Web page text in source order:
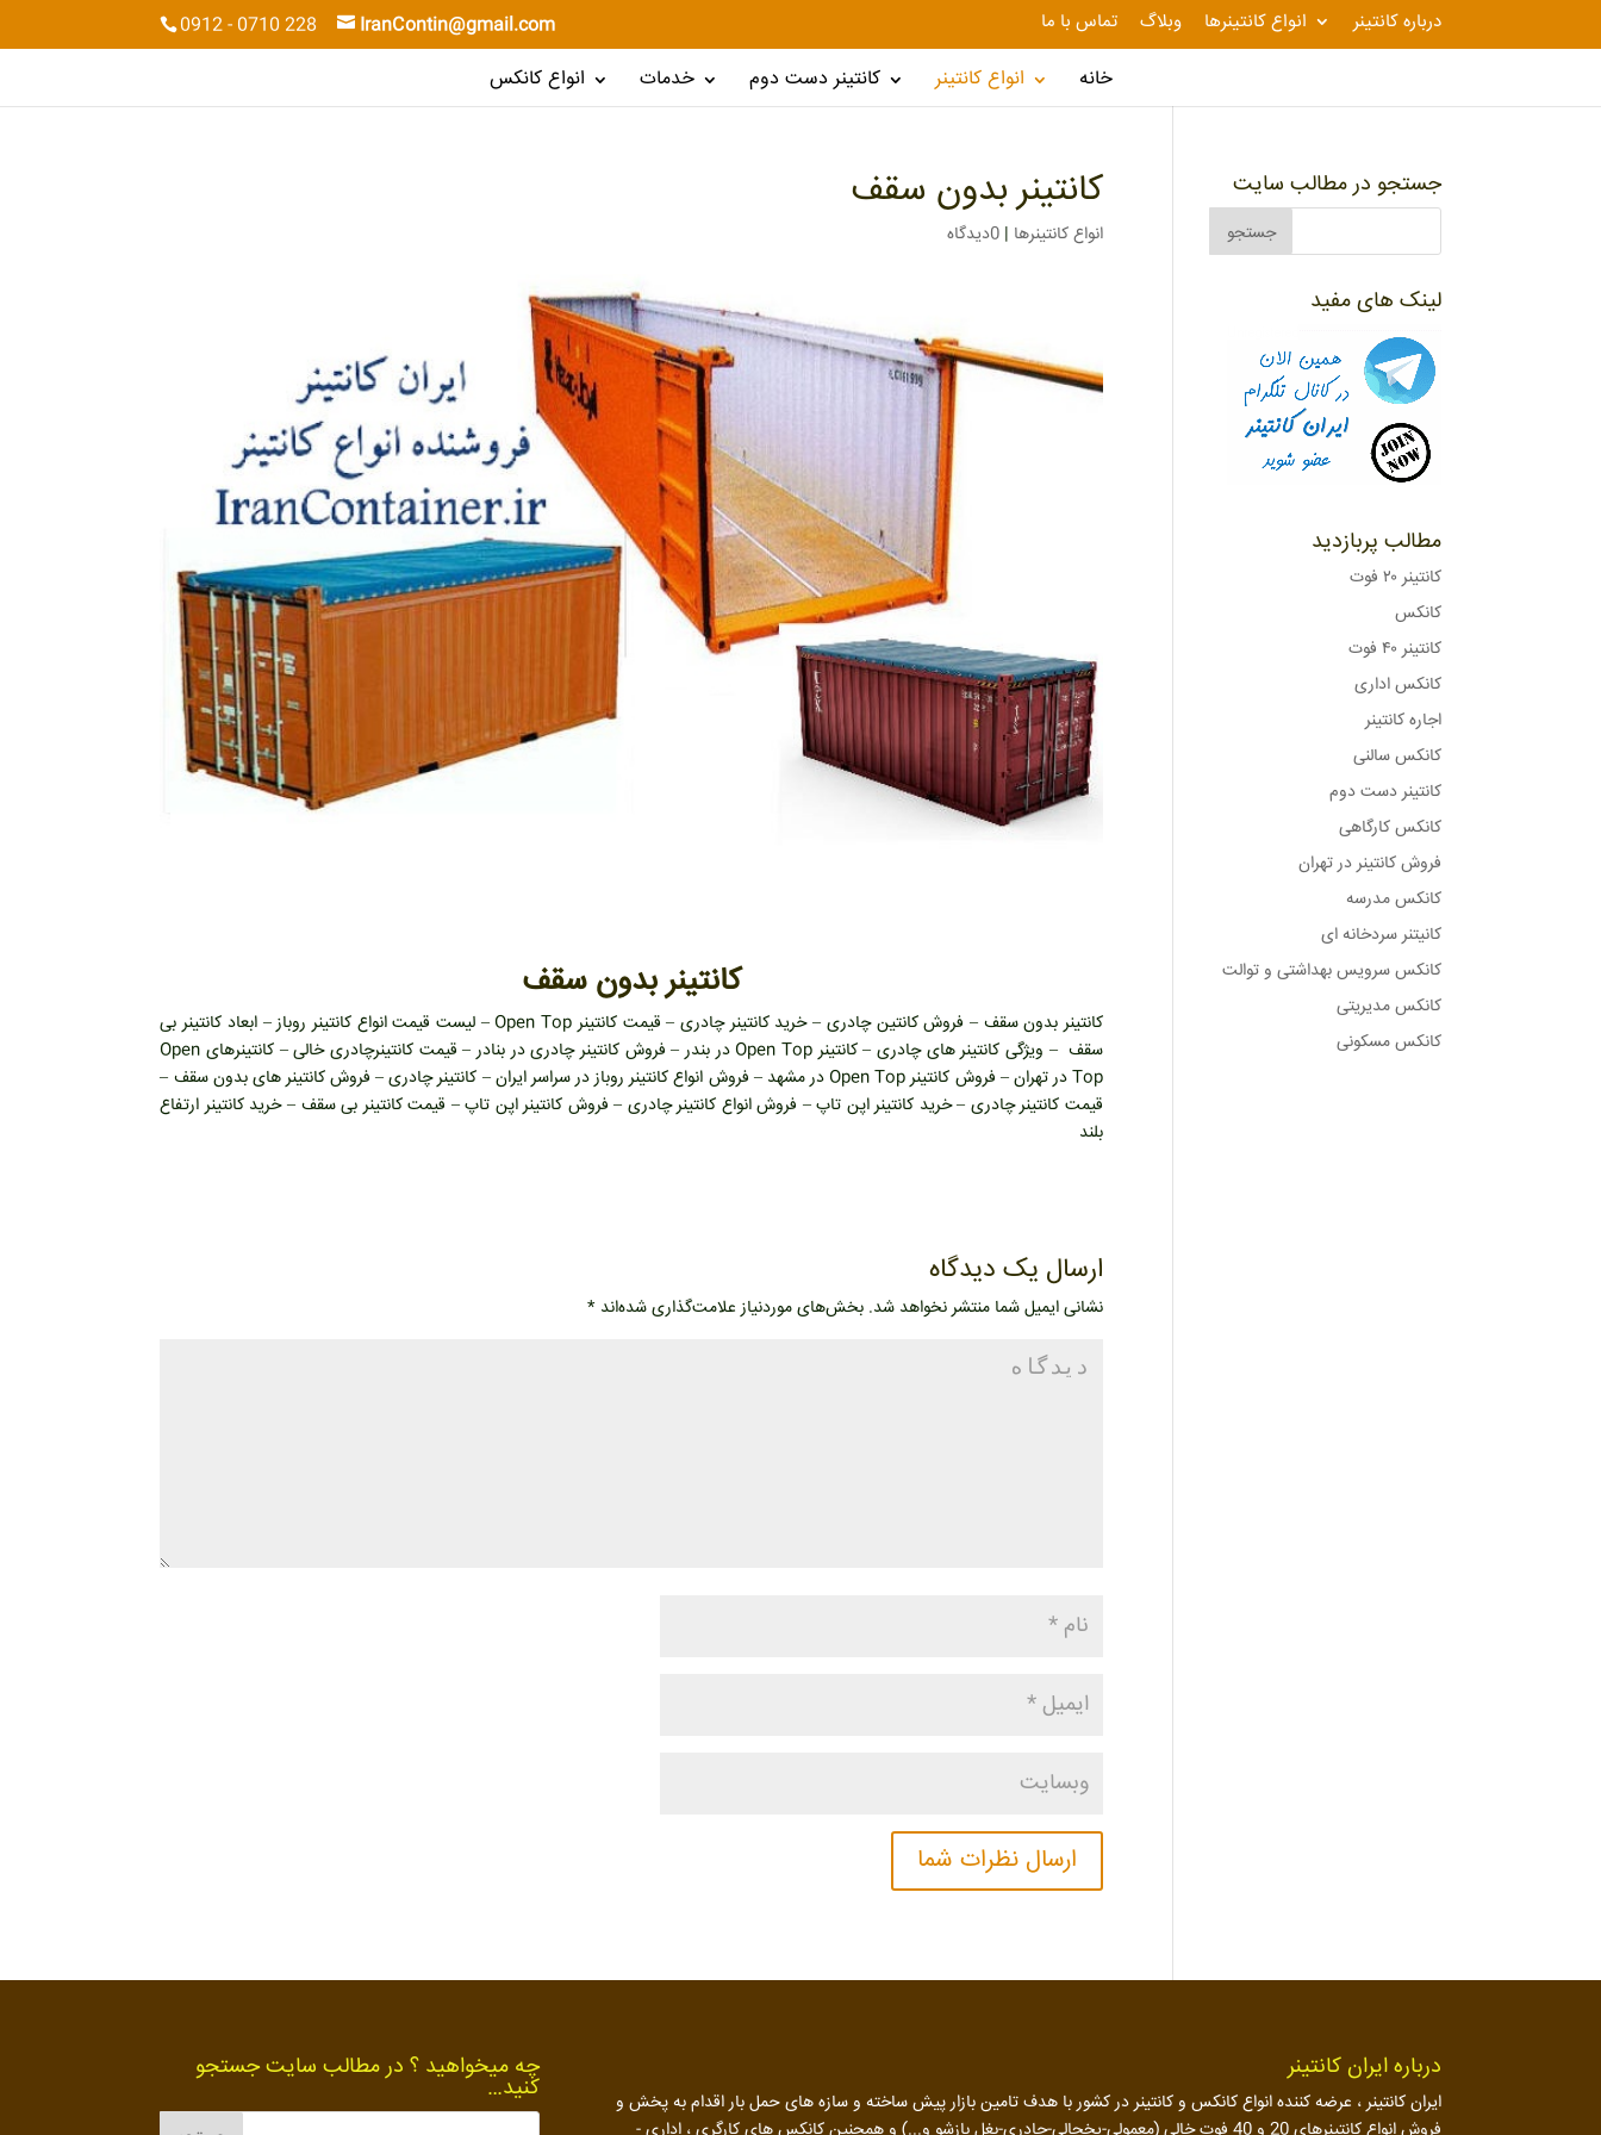
0912 - 0710 228 IranContin@gmail.com درباره کانتینر انواع کانتینرها وبلاگ تماس با ما
خانه انواع کانتینر کانتینر دست دوم خدمات انواع کانکس
کانتینر بدون سقف
انواع کانتینرها | 0دیدگاه
کانتینر بدون سقف
کانتینر بدون سقف – فروش کانتین چادری – خرید کانتینر چادری – قیمت کانتینر Open Top – لیست قیمت انواع کانتینر روباز – ابعاد کانتینر بی
سقف – ویژگی کانتینر های چادری – کانتینر Open Top در بندر – فروش کانتینر چادری در بنادر – قیمت کانتینرچادری خالی – کانتینرهای Open
Top در تهران – فروش کانتینر Open Top در مشهد – فروش انواع کانتینر روباز در سراسر ایران – کانتینر چادری – فروش کانتینر های بدون سقف –
قیمت کانتینر چادری – خرید کانتینر اپن تاپ – فروش انواع کانتینر چادری – فروش کانتینر اپن تاپ – قیمت کانتینر بی سقف – خرید کانتینر ارتفاع
بلند
ارسال یک دیدگاه
نشانی ایمیل شما منتشر نخواهد شد. بخش‌های موردنیاز علامت‌گذاری شده‌اند *
جستجو در مطالب سایت
لینک های مفید
مطالب پربازدید
کانتینر ۲۰ فوت
کانکس
کانتینر ۴۰ فوت
کانکس اداری
اجاره کانتینر
کانکس سالنی
کانتینر دست دوم
کانکس کارگاهی
فروش کانتینر در تهران
کانکس مدرسه
کانیتنر سردخانه ای
کانکس سرویس بهداشتی و توالت
کانکس مدیریتی
کانکس مسکونی
چه میخواهید ؟ در مطالب سایت جستجو
کنید…
درباره ایران کانتینر
ایران کانتینر ، عرضه کننده انواع کانکس و کانتینر در کشور با هدف تامین بازار پیش ساخته و سازه های حمل بار اقدام به پخش و